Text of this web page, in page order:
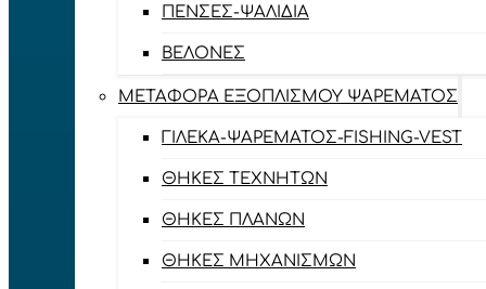
ΠΈΝΣΕΣ-ΨΑΛΊΔΙΑ
ΒΕΛΌΝΕΣ
ΜΕΤΑΦΟΡΆ ΕΞΟΠΛΙΣΜΟΎ ΨΑΡΈΜΑΤΟΣ
ΓΙΛΈΚΑ-ΨΑΡΈΜΑΤΟΣ-FISHING-VEST
ΘΉΚΕΣ ΤΕΧΝΗΤΏΝ
ΘΉΚΕΣ ΠΛΆΝΩΝ
ΘΉΚΕΣ ΜΗΧΑΝΙΣΜΏΝ